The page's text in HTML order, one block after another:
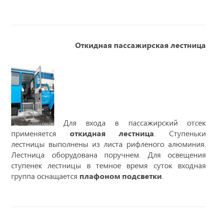
Откидная пассажирская лестница
Для входа в пассажирский отсек
применяется откидная лестница. Ступеньки
лестницы выполнены из листа рифленого алюминия.
Лестница оборудована поручнем. Для освещения
ступенек лестницы в темное время суток входная
группа оснащается плафоном подсветки.